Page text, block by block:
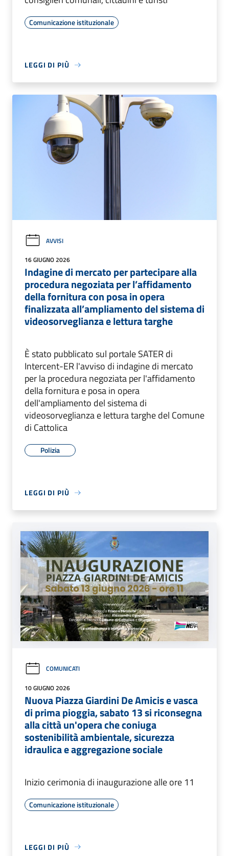
Comunicazione istituzionale
LEGGI DI PIÙ
AVVISI
16 GIUGNO 2026
Indagine di mercato per partecipare alla
procedura negoziata per l’affidamento
della fornitura con posa in opera
finalizzata all’ampliamento del sistema di
videosorveglianza e lettura targhe
È stato pubblicato sul portale SATER di
Intercent-ER l'avviso di indagine di mercato
per la procedura negoziata per l'affidamento
della fornitura e posa in opera
dell'ampliamento del sistema di
videosorveglianza e lettura targhe del Comune
di Cattolica
Polizia
LEGGI DI PIÙ
COMUNICATI
10 GIUGNO 2026
Nuova Piazza Giardini De Amicis e vasca
di prima pioggia, sabato 13 si riconsegna
alla città un'opera che coniuga
sostenibilità ambientale, sicurezza
idraulica e aggregazione sociale
Inizio cerimonia di inaugurazione alle ore 11
Comunicazione istituzionale
LEGGI DI PIÙ